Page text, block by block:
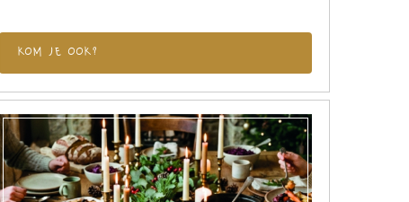
kom je ook?